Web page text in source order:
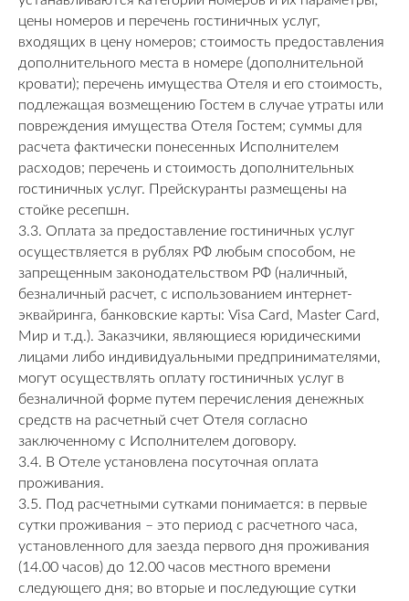
цены номеров и перечень гостиничных услуг,
входящих в цену номеров; стоимость предоставления
дополнительного места в номере (дополнительной
кровати); перечень имущества Отеля и его стоимость,
подлежащая возмещению Гостем в случае утраты или
повреждения имущества Отеля Гостем; суммы для
расчета фактически понесенных Исполнителем
расходов; перечень и стоимость дополнительных
гостиничных услуг. Прейскуранты размещены на
стойке ресепшн.
3.3. Оплата за предоставление гостиничных услуг
осуществляется в рублях РФ любым способом, не
запрещенным законодательством РФ (наличный,
безналичный расчет, с использованием интернет-
эквайринга, банковские карты: Visa Card, Master Card,
Мир и т.д.). Заказчики, являющиеся юридическими
лицами либо индивидуальными предпринимателями,
могут осуществлять оплату гостиничных услуг в
безналичной форме путем перечисления денежных
средств на расчетный счет Отеля согласно
заключенному с Исполнителем договору.
3.4. В Отеле установлена посуточная оплата
проживания.
3.5. Под расчетными сутками понимается: в первые
сутки проживания – это период с расчетного часа,
установленного для заезда первого дня проживания
(14.00 часов) до 12.00 часов местного времени
следующего дня; во вторые и последующие сутки